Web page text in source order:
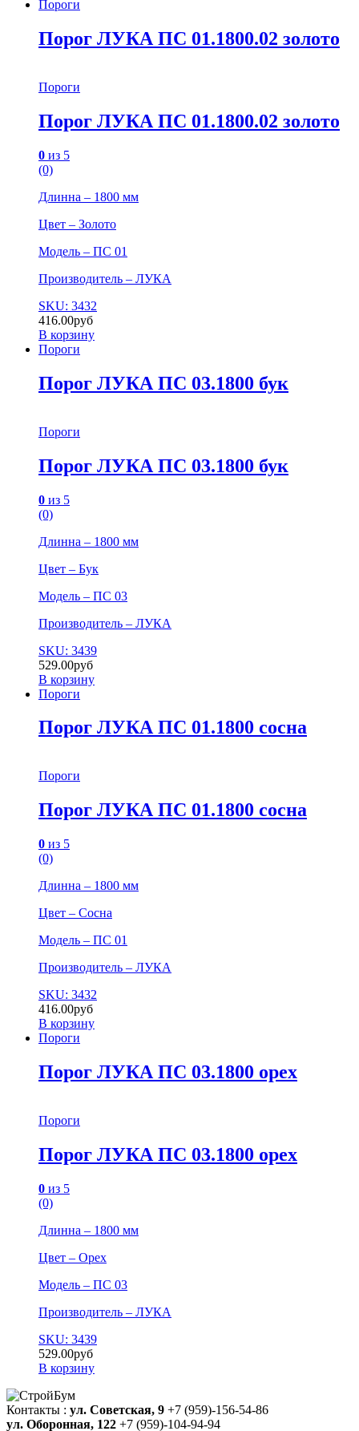
Пороги
Порог ЛУКА ПС 01.1800.02 золото
Пороги
Порог ЛУКА ПС 01.1800.02 золото
0 из 5
(0)
Длинна – 1800 мм
Цвет – Золото
Модель – ПС 01
Производитель – ЛУКА
SKU: 3432
416.00руб
В корзину
Пороги
Порог ЛУКА ПС 03.1800 бук
Пороги
Порог ЛУКА ПС 03.1800 бук
0 из 5
(0)
Длинна – 1800 мм
Цвет – Бук
Модель – ПС 03
Производитель – ЛУКА
SKU: 3439
529.00руб
В корзину
Пороги
Порог ЛУКА ПС 01.1800 сосна
Пороги
Порог ЛУКА ПС 01.1800 сосна
0 из 5
(0)
Длинна – 1800 мм
Цвет – Сосна
Модель – ПС 01
Производитель – ЛУКА
SKU: 3432
416.00руб
В корзину
Пороги
Порог ЛУКА ПС 03.1800 орех
Пороги
Порог ЛУКА ПС 03.1800 орех
0 из 5
(0)
Длинна – 1800 мм
Цвет – Орех
Модель – ПС 03
Производитель – ЛУКА
SKU: 3439
529.00руб
В корзину
Контакты : ул. Советская, 9 +7 (959)-156-54-86
ул. Оборонная, 122 +7 (959)-104-94-94